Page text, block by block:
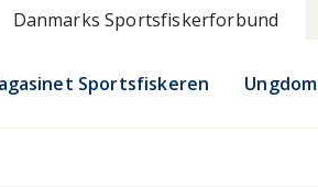
Danmarks Sportsfiskerforbund
Sportsfiskeren Ungdom